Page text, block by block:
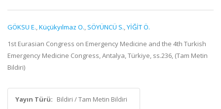
GÖKSU E.,Küçükyılmaz O., SÖYÜNCÜ S.,YİĞİT Ö.
1st Eurasian Congress on Emergency Medicine and the 4th Turkish
Emergency Medicine Congress, Antalya, Türkiye, ss.236, (Tam Metin
Bildiri)
Yayın Türü: Bildiri / Tam Metin Bildiri